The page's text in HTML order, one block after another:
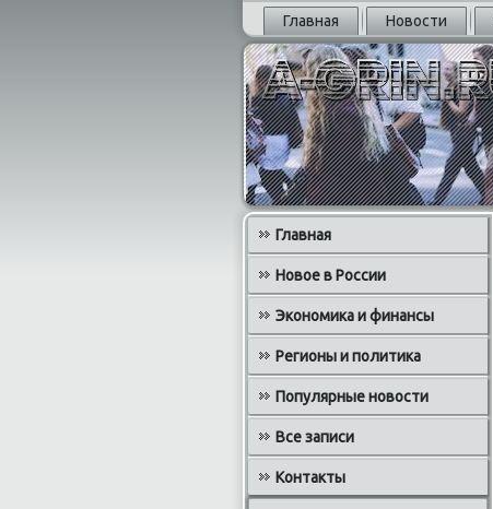
Главная Новости
Главная
Новое в России
Экономика и финансы
Регионы и политика
Популярные новости
Все записи
Контакты